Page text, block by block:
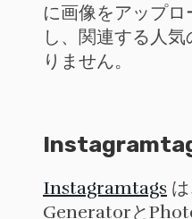
に画像をアップ
し、関連する人
りません。
Instagramtags
Generatorと